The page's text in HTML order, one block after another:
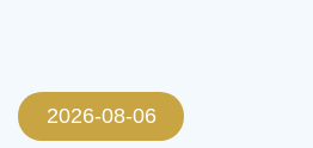
2026-08-06